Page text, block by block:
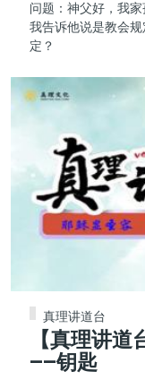
问题：神父好，我
我告诉他说是教会
定？
真理讲道台
【真理讲
——钥匙